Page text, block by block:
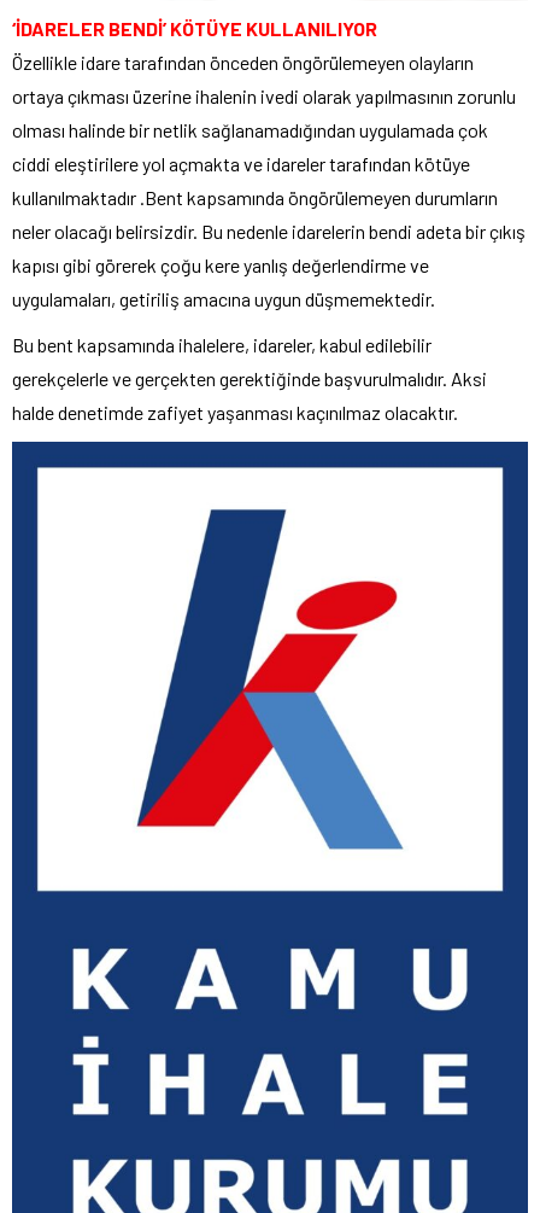
‘İDARELER BENDİ’ KÖTÜYE KULLANILIYOR
Özellikle idare tarafından önceden öngörülemeyen olayların
ortaya çıkması üzerine ihalenin ivedi olarak yapılmasının zorunlu
olması halinde bir netlik sağlanamadığından uygulamada çok
ciddi eleştirilere yol açmakta ve idareler tarafından kötüye
kullanılmaktadır .Bent kapsamında öngörülemeyen durumların
neler olacağı belirsizdir. Bu nedenle idarelerin bendi adeta bir çıkış
kapısı gibi görerek çoğu kere yanlış değerlendirme ve
uygulamaları, getiriliş amacına uygun düşmemektedir.
Bu bent kapsamında ihalelere, idareler, kabul edilebilir
gerekçelerle ve gerçekten gerektiğinde başvurulmalıdır. Aksi
halde denetimde zafiyet yaşanması kaçınılmaz olacaktır.